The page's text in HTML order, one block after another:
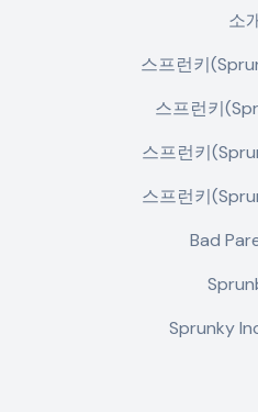
소
스프런키
스프런키
스프런키
스프런키
Bad
Sprunky